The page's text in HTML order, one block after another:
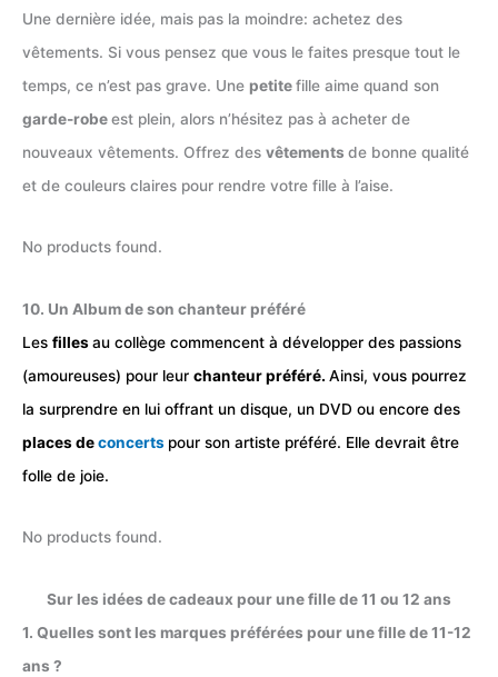
Une dernière idée, mais pas la moindre: achetez des
vêtements. Si vous pensez que vous le faites presque tout le
temps, ce n’est pas grave. Une petitefille aime quand son
garde-robeest plein, alors n’hésitez pas à acheter de
nouveaux vêtements. Offrez des vêtements de bonne qualité
et de couleurs claires pour rendre votre fille à l’aise.
No products found.
10. Un Album de son chanteur préféré
Les fillesau collège commencent à développer des passions
(amoureuses) pour leur chanteur préféré. Ainsi, vous pourrez
la surprendre en lui offrant un disque, un DVD ou encore des
places deconcerts pour son artiste préféré. Elle devrait être
folle de joie.
No products found.
Sur les idées de cadeaux pour une fille de 11 ou 12 ans
1. Quelles sont les marques préférées pour une fille de 11-12
ans ?